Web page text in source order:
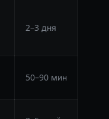
2–3 дня
50–90 мин